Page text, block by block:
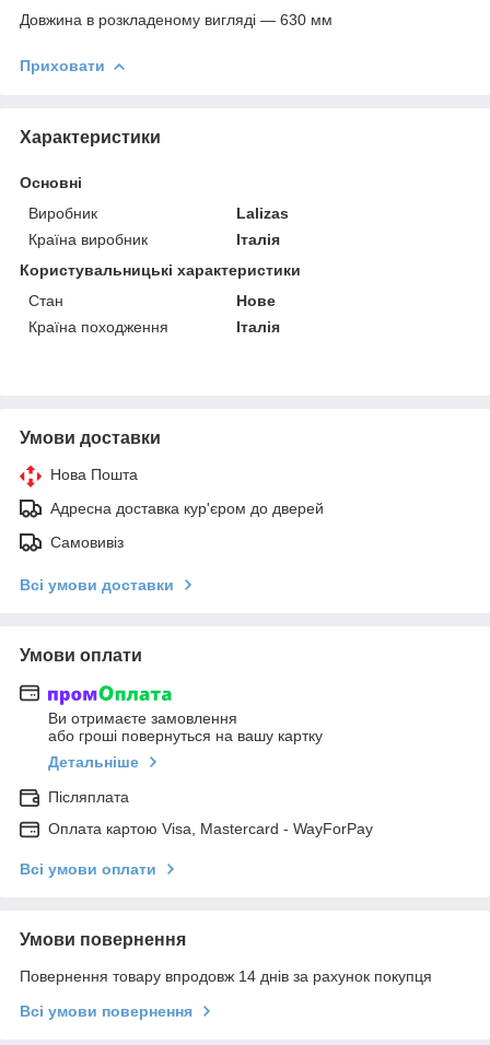
Довжина в розкладеному вигляді — 630 мм
Приховати
Характеристики
Основні
Виробник
Lalizas
Країна виробник
Італія
Користувальницькі характеристики
Стан
Нове
Країна походження
Італія
Умови доставки
Нова Пошта
Адресна доставка кур'єром до дверей
Самовивіз
Всі умови доставки
Умови оплати
Ви отримаєте замовлення
або гроші повернуться на вашу картку
Детальніше
Післяплата
Оплата картою Visa, Mastercard - WayForPay
Всі умови оплати
Умови повернення
Повернення товару впродовж 14 днів за рахунок покупця
Всі умови повернення